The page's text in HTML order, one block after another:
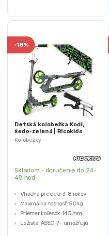
Kolobežky
-18%
Detská kolobežka Kodi,
šedo-zelená | Ricokids
Skladom - doručenie do 24-
48 hod
Vhodná pre deti: 3-8 rokov
Maximálna nosnosť: 50 kg
Priemer koliesok: 145 mm
Ložiská: ABEC-7 – umožňujú